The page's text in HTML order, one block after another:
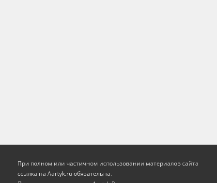
При полном или частичном использовании материалов сайта
ссылка на Aartyk.ru oбязательна.